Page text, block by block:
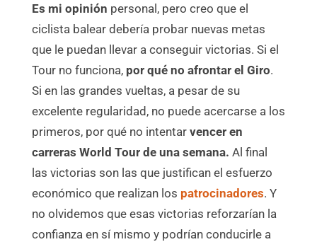
Es mi opinión personal, pero creo que el
ciclista balear debería probar nuevas metas
que le puedan llevar a conseguir victorias. Si el
Tour no funciona, por qué no afrontar el Giro.
Si en las grandes vueltas, a pesar de su
excelente regularidad, no puede acercarse a los
primeros, por qué no intentar vencer en
carreras World Tour de una semana. Al final
las victorias son las que justifican el esfuerzo
económico que realizan los patrocinadores. Y
no olvidemos que esas victorias reforzarían la
confianza en sí mismo y podrían conducirle a